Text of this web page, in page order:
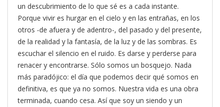
un descubrimiento de lo que sé es a cada instante.
Porque vivir es hurgar en el cielo y en las entrañas, en los
otros -de afuera y de adentro-, del pasado y del presente,
de la realidad y la fantasía, de la luz y de las sombras. Es
escuchar el silencio en el ruido. Es darse y perderse para
renacer y encontrarse. Sólo somos un bosquejo. Nada
más paradójico: el día que podemos decir qué somos en
definitiva, es que ya no somos. Nuestra vida es una obra
terminada, cuando cesa. Así que soy un siendo y un